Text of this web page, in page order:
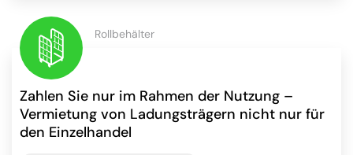
Zahlen Sie nur im Rahmen der Nutzung –
Vermietung von Ladungsträgern nicht nur für
den Einzelhandel
Rollbehälter